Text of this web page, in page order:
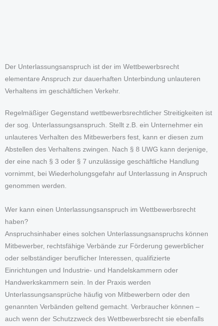
Der Unterlassungsanspruch ist der im Wettbewerbsrecht
elementare Anspruch zur dauerhaften Unterbindung unlauteren
Verhaltens im geschäftlichen Verkehr.
Regelmäßiger Gegenstand wettbewerbsrechtlicher Streitigkeiten ist
der sog. Unterlassungsanspruch. Stellt z.B. ein Unternehmer ein
unlauteres Verhalten des Mitbewerbers fest, kann er diesen zum
Abstellen des Verhaltens zwingen. Nach § 8 UWG kann derjenige,
der eine nach § 3 oder § 7 unzulässige geschäftliche Handlung
vornimmt, bei Wiederholungsgefahr auf Unterlassung in Anspruch
genommen werden.
Wer kann einen Unterlassungsanspruch im Wettbewerbsrecht
haben?
Anspruchsinhaber eines solchen Unterlassungsanspruchs können
Mitbewerber, rechtsfähige Verbände zur Förderung gewerblicher
oder selbständiger beruflicher Interessen, qualifizierte
Einrichtungen und Industrie- und Handelskammern oder
Handwerkskammern sein. In der Praxis werden
Unterlassungsansprüche häufig von Mitbewerbern oder den
genannten Verbänden geltend gemacht. Verbraucher können –
auch wenn der Schutzzweck des Wettbewerbsrecht sie ebenfalls